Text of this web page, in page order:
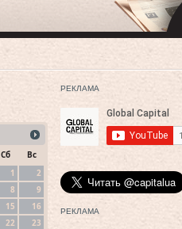
Сб
Вс
1
2
8
9
15
16
22
23
РЕКЛАМА
РЕКЛАМА